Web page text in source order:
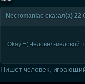
Necromaniac сказал(а) 22
Okay =( Человел-меловой
Пишет человек,